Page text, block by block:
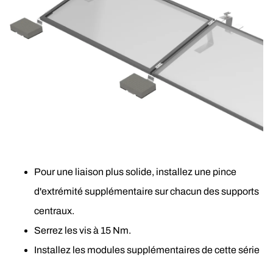
Pour une liaison plus solide, installez une pince
d'extrémité supplémentaire sur chacun des supports
centraux.
Serrez les vis à 15 Nm.
Installez les modules supplémentaires de cette série